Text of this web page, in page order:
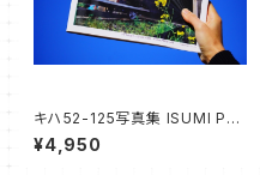
キハ52-125写真集 ISUMI PRI
DE vol.1
¥4,950